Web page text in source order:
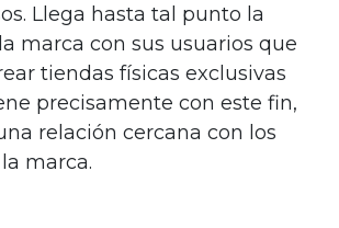
Llega hasta tal punto la
marca con sus usuarios que
tiendas físicas exclusivas
precisamente con este fin,
relación cercana con los
marca.